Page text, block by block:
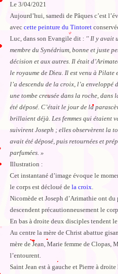
Le 3/04/2021
Aujourd’hui, samedi de Pâques c’est
avec cette peinture du Tintoret
Luc, dans son Evangile dit : ′′ Il y avait
membre du Synédrium, bonne et juste
décision et aux autres. Il était
le royaume de Dieu. Il est venu à Pilate
l’a descendu de la croix, l’a enveloppé
une tombe creusée dans la roche, dans
été déposé. C’était le jour de la
brillaient déjà. Les femmes qui étaient
suivirent Joseph ; elles observèrent la
avait été déposé, puis retournées et
parfumées. »
Illustration :
Cet instantané d’image évoque le
le corps est décloué de la croix.
Nicomède et Joseph d’Arimathie ont
descendent précautionneusement le
En bas à droite deux disciples tendent
Au centre la mère de Christ abattue
mère de Jean, Marie femme de Clopas,
l’entourent.
Saint Jean est à gauche et Pierre à